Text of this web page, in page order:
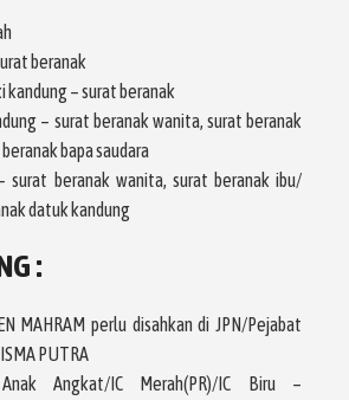
beranak
kandung – surat beranak
– surat beranak wanita, surat beranak
bapa saudara
surat beranak wanita, surat beranak ibu/
datuk kandung
:
MAHRAM perlu disahkan di JPN/Pejabat
PUTRA
Angkat/IC Merah(PR)/IC Biru –